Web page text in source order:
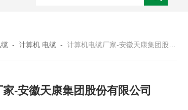
-计算机 电缆 -计算机电缆厂家-安徽天康集团股份有限公司
-安徽天康集团股份有限公司